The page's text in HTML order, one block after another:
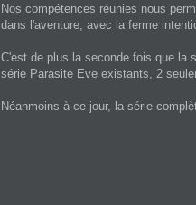
Nos compétences réunies nous
dans l'aventure, avec la ferme
C'est de plus la seconde fois que la
série Parasite Eve existants, 2
Néanmoins à ce jour, la série